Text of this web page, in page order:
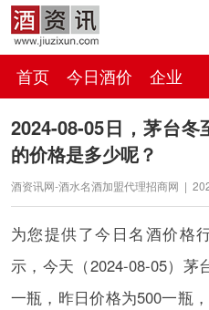
首页 今日酒价 企业
百科
2024-08-05日，茅台
的价格是多少呢？
酒资讯网-酒水名酒加盟代理招商网 |
为您提供了今日名酒价格
示，今天（2024-08-05）茅
一瓶，昨日价格为500一瓶